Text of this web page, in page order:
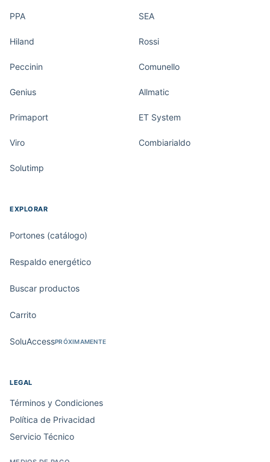
PPA SEA
Hiland Rossi
Peccinin Comunello
Genius Allmatic
Primaport ET System
Viro Combiarialdo
Solutimp
EXPLORAR
Portones (catálogo)
Respaldo energético
Buscar productos
Carrito
SoluAccessPRÓXIMAMENTE
LEGAL
Términos y Condiciones
Política de Privacidad
Servicio Técnico